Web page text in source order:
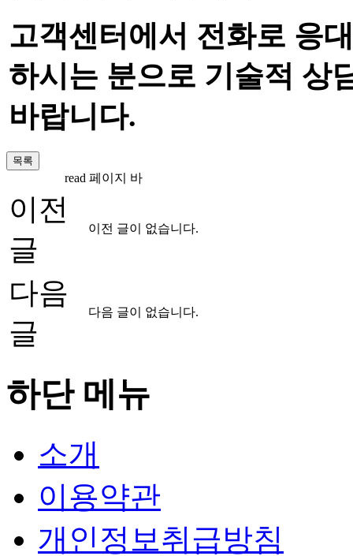
고객센터에서 전화로 응
하시는 분으로 기술적 상
바랍니다.
read 페이지 바
이전
글
이전 글이 없습니다.
다음
글
다음 글이 없습니다.
하단 메뉴
소개
이용약관
개인정보취급방침